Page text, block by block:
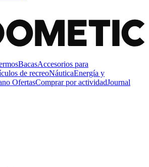
BacasAccesorios para
de recreoNáuticaEnergía y
OfertasComprar por actividadJournal